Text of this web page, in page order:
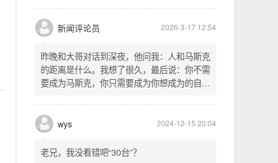
件事。
在武汉机场没有睡觉，都在思考如何为我的
Trading 趋势交易系统增加账号资金与策略投
入资金的细分的责任规划。我在思考这些资金
投入资金是每个策略单独分配的资金。昨天回
到家之后，我也在为博客增加这些功能，把交
易系统理念落实到代码层面。东西用久了需要
新闻评论员 2026-3-17 12:54
昨晚和大哥对话到深夜，他问我：人和马斯克
的距离是什么。我想了很久，最后说：你不需
要成为马斯克，你只需要成为你想成为的自
以为差距是钱、是资源、是运气，但真正的差